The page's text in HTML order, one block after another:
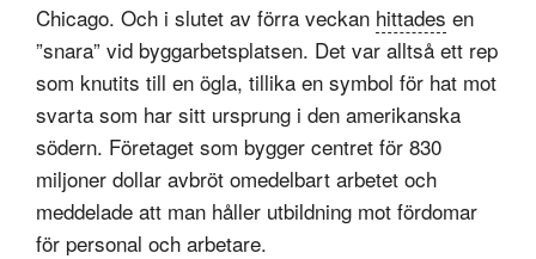
Chicago. Och i slutet av förra veckan hittades en
”snara” vid byggarbetsplatsen. Det var alltså ett rep
som knutits till en ögla, tillika en symbol för hat mot
svarta som har sitt ursprung i den amerikanska
södern. Företaget som bygger centret för 830
miljoner dollar avbröt omedelbart arbetet och
meddelade att man håller utbildning mot fördomar
för personal och arbetare.